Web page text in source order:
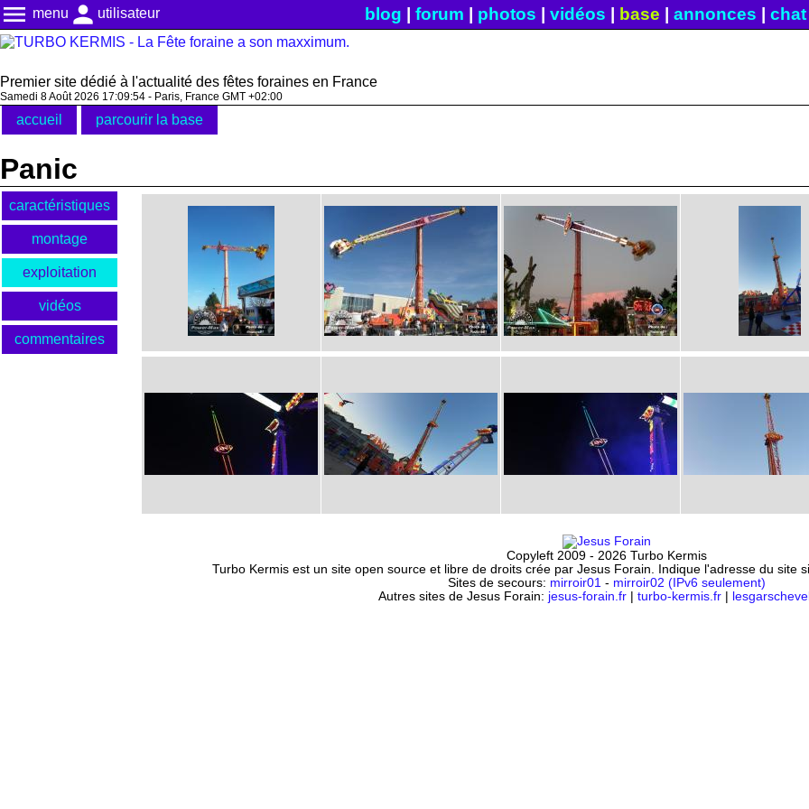
menu menu person utilisateur blog forum photos vidéos base annonces chat|
Premier site dédié à l'actualité des fêtes foraines en France
Samedi 8 Août 2026 17:09:54 - Paris, France GMT +02:00
accueil parcourir la base
Panic
caractéristiques
montage
exploitation
vidéos
commentaires
Copyleft 2009 - 2026 Turbo Kermis
Turbo Kermis est un site open source et libre de droits crée par Jesus Forain. Indique l'adresse du site
Sites de secours: mirroir01 - mirroir02 (IPv6 seulement)
Autres sites de Jesus Forain: jesus-forain.fr| turbo-kermis.fr|